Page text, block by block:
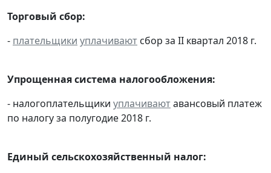
Торговый сбор:
- плательщики уплачивают сбор за II квартал 2018 г.
Упрощенная система налогообложения:
- налогоплательщики уплачиваютавансовый платеж
по налогу за полугодие 2018 г.
Единый сельскохозяйственный налог: